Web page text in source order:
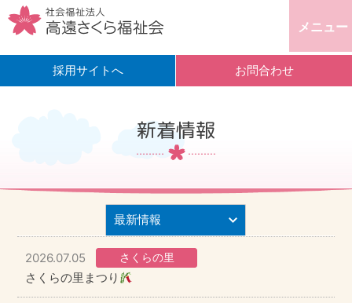
採用サイトへ お問合わせ
メニュー
新着情報
2026.07.05 さくらの里
さくらの里まつり